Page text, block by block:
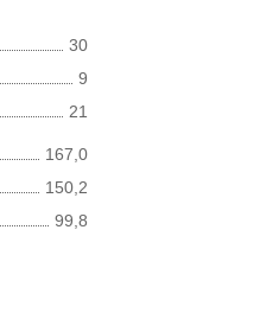
30
9
21
167,0
150,2
99,8